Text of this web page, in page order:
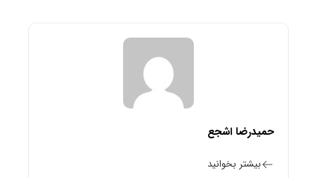
حمیدرضا اشجع
بیشتر بخوانید